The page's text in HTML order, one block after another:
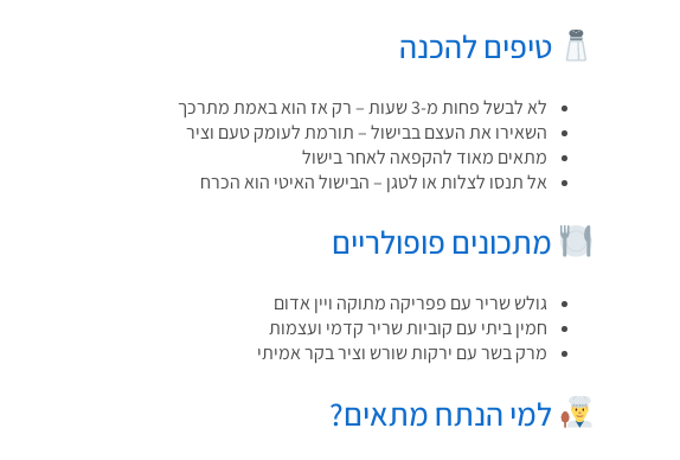
טיפים להכנה
לא לבשל פחות מ-3 שעות – רק אז הוא באמת מתרכך
השאירו את העצם בבישול – תורמת לעומק טעם וציר
מתאים מאוד להקפאה לאחר בישול
אל תנסו לצלות או לטגן – הבישול האיטי הוא הכרח
מתכונים פופולריים
גולש שריר עם פפריקה מתוקה ויין אדום
חמין ביתי עם קוביות שריר קדמי ועצמות
מרק בשר עם ירקות שורש וציר בקר אמיתי
למי הנתח מתאים?